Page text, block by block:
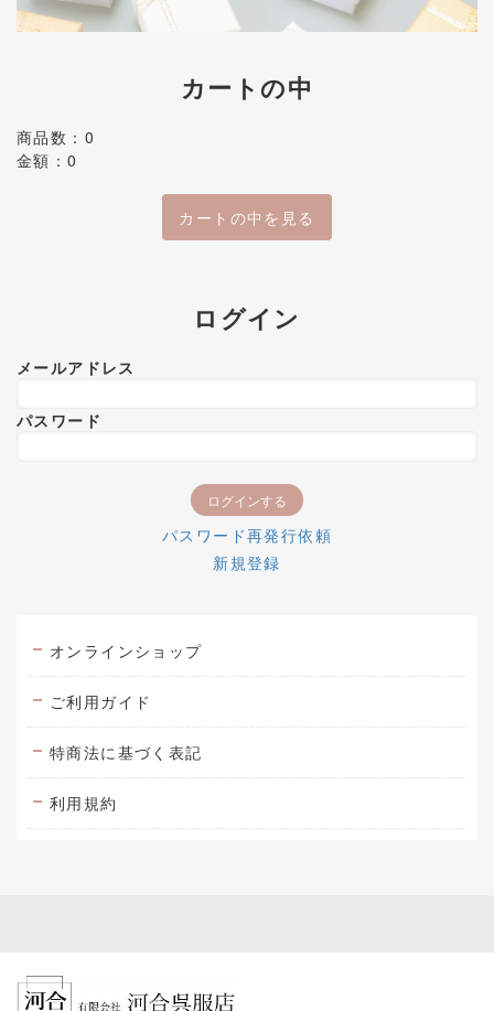
カートの中
商品数：0
金額：0
カートの中を見る
ログイン
メールアドレス
パスワード
パスワード再発行依頼
新規登録
オンラインショップ
ご利用ガイド
特商法に基づく表記
利用規約